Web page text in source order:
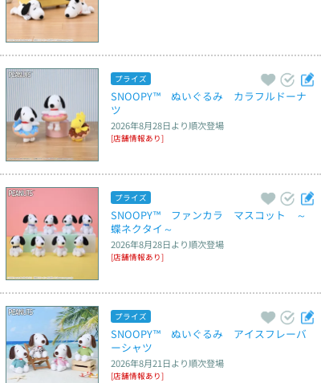
プライズ
SNOOPY™　ぬいぐるみ　カラフルドーナ
ツ
2026年8月28日より順次登場
[店舗情報あり]
プライズ
SNOOPY™　ファンカラ　マスコット　～
蝶ネクタイ～
2026年8月28日より順次登場
[店舗情報あり]
プライズ
SNOOPY™　ぬいぐるみ　アイスフレーバ
ーシャツ
2026年8月21日より順次登場
[店舗情報あり]